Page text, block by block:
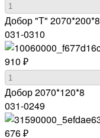
Добор "Т" 2070*200*8
031-0310
910 ₽
Добор 2070*120*8
031-0249
676 ₽